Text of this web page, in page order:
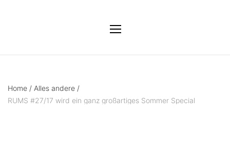
Home / Alles andere /
RUMS #27/17 wird ein ganz großartiges Sommer Special